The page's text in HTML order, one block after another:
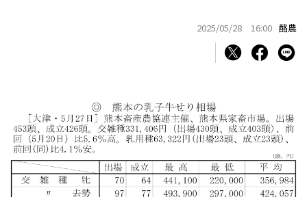
2025/05/28 16:00 酪農